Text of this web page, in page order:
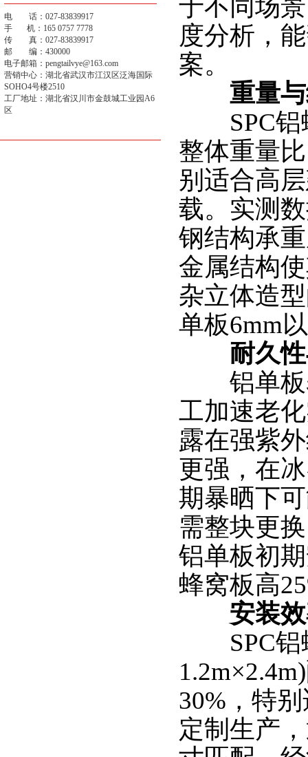
于不同场
度分析，
案。
重量
SPC铝
整体重量
别适合高
载。实测
钢结构承
金属结构
杂立体造
单板6mm
耐久
铝单板
工加速老
露在强紫
更强，在
期暴晒下
需整块更
铝单板初
蜂窝板高
安装
SPC铝
30%，特
定制生产
电 话：027-83839917
手 机：165 0757 7778
传 真：027-83839917
邮 编：430000
电子邮箱：pengtailvye@163.com
营销中心：湖北省武汉市江汉区泛海国际
SOHO4号楼2510
工厂地址：湖北省汉川市金鼓城工业园A6
区